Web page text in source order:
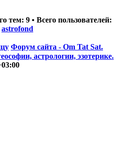
тем: 9 • Всего пользователей:
astrofond
Форум сайта - Om Tat Sat.
астрологии, эзотерике.